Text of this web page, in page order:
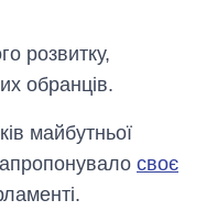
розвитку,
обранців.
майбутньої
своє